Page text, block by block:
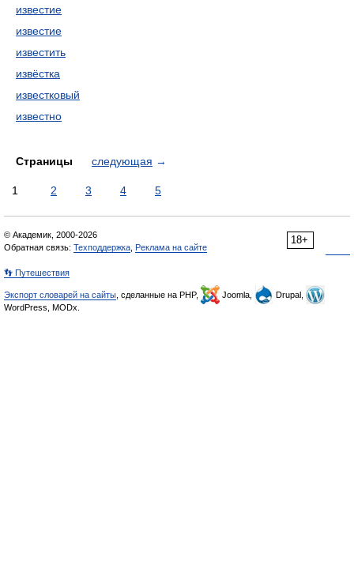
известиe
известие
известить
извёстка
известковый
известно
Страницы следующая →
1 2 3 4 5
18+
© Академик, 2000-2026
Обратная связь: Техподдержка Реклама на сайте
👣 Путешествия
Экспорт словарей на сайты , сделанные на PHP, Joomla,
Drupal,
WordPress, MODx.